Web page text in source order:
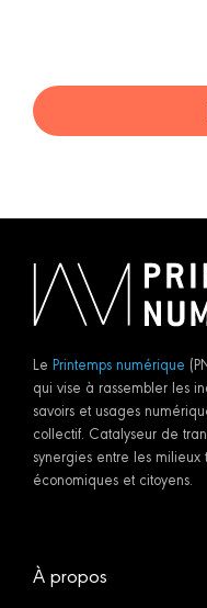
Le Printemps numérique
qui vise à rassembler les
savoirs et usages
collectif. Catalyseur de
synergies entre les milieux
économiques et citoyens.
À propos